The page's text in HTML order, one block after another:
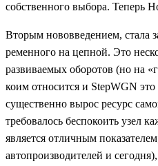
собственного выбора. Теперь
Вторым нововведением, стала
ременного на цепной. Это
развиваемых оборотов (но на
коим относится и StepWGN это
существенно вырос ресурс
требовалось беспокоить узел
является отличным
автопроизводителей и